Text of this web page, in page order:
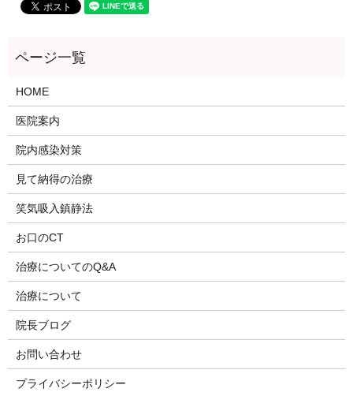
HOME
医院案内
院内感染対策
見て納得の治療
笑気吸入鎮静法
お口のCT
治療についてのQ&A
治療について
院長ブログ
お問い合わせ
プライバシーポリシー